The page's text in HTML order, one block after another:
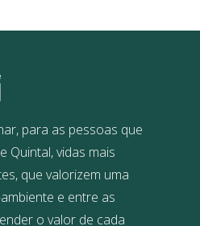
para as pessoas que
Quintal, vidas mais
que valorizem uma
e entre as
o valor de cada